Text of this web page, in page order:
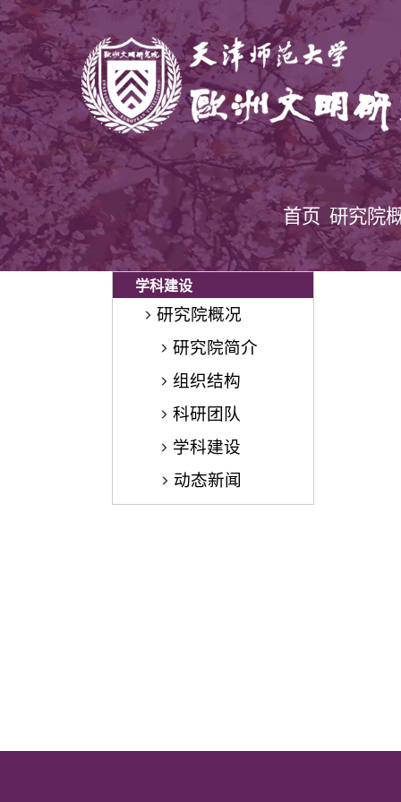
首页 研究院
学科建设
研究院概况
研究院简介
组织结构
科研团队
学科建设
动态新闻